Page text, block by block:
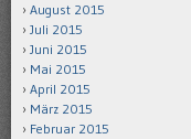
August 2015
Juli 2015
Juni 2015
Mai 2015
April 2015
März 2015
Februar 2015